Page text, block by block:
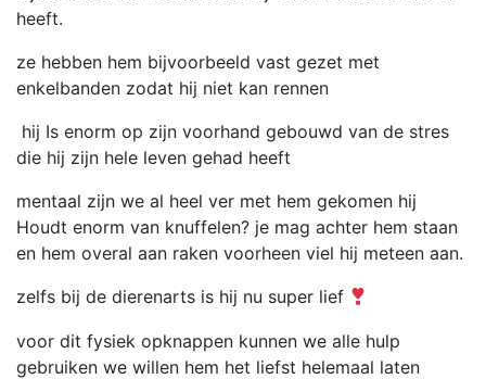
heeft.
ze hebben hem bijvoorbeeld vast gezet met
enkelbanden zodat hij niet kan rennen
hij Is enorm op zijn voorhand gebouwd van de stres
die hij zijn hele leven gehad heeft
mentaal zijn we al heel ver met hem gekomen hij
Houdt enorm van knuffelen? je mag achter hem staan
en hem overal aan raken voorheen viel hij meteen aan.
zelfs bij de dierenarts is hij nu super lief
voor dit fysiek opknappen kunnen we alle hulp
gebruiken we willen hem het liefst helemaal laten